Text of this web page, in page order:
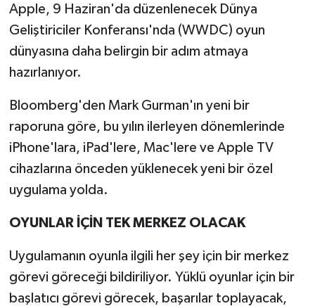
Apple, 9 Haziran'da düzenlenecek Dünya
Geliştiriciler Konferansı'nda (WWDC) oyun
dünyasına daha belirgin bir adım atmaya
hazırlanıyor.
Bloomberg'den Mark Gurman'ın yeni bir
raporuna göre, bu yılın ilerleyen dönemlerinde
iPhone'lara, iPad'lere, Mac'lere ve Apple TV
cihazlarına önceden yüklenecek yeni bir özel
uygulama yolda.
OYUNLAR İÇİN TEK MERKEZ OLACAK
Uygulamanın oyunla ilgili her şey için bir merkez
görevi göreceği bildiriliyor. Yüklü oyunlar için bir
başlatıcı görevi görecek, başarılar toplayacak,